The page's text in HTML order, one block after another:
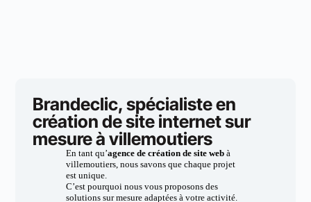
Brandeclic, spécialiste en
création de site internet sur
mesure à villemoutiers
En tant qu’agence de création de site webà
villemoutiers, nous savons que chaque projet
est unique.
C’est pourquoi nous vous proposons des
solutions sur mesure adaptées à votre activité.